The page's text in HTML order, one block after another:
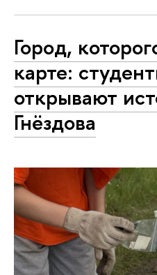
Город,
карте:
открывают
Гнёздова